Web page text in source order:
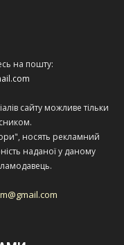
на пошту:
сайту можливе тільки
носять рекламний
наданої у даному